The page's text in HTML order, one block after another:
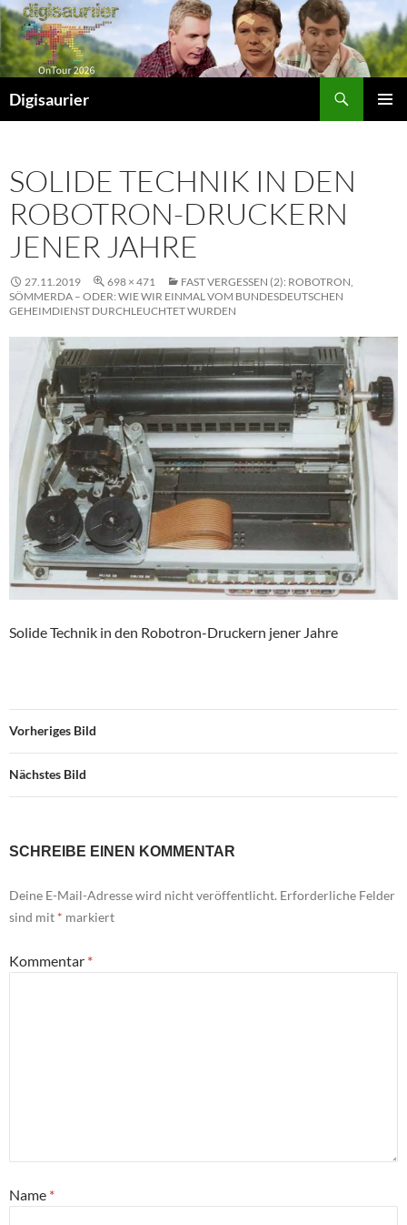
Zum
Inhalt
springen
Digisaurier
SOLIDE TECHNIK IN DEN
ROBOTRON-DRUCKERN
JENER JAHRE
27.11.2019 698 × 471
FAST VERGESSEN (2): ROBOTRON,
SÖMMERDA – ODER: WIE WIR EINMAL VOM BUNDESDEUTSCHEN
GEHEIMDIENST DURCHLEUCHTET WURDEN
Solide Technik in den Robotron-Druckern jener Jahre
Vorheriges Bild
Nächstes Bild
SCHREIBE EINEN KOMMENTAR
Deine E-Mail-Adresse wird nicht veröffentlicht. Erforderliche Felder
sind mit * markiert
Kommentar *
Name *